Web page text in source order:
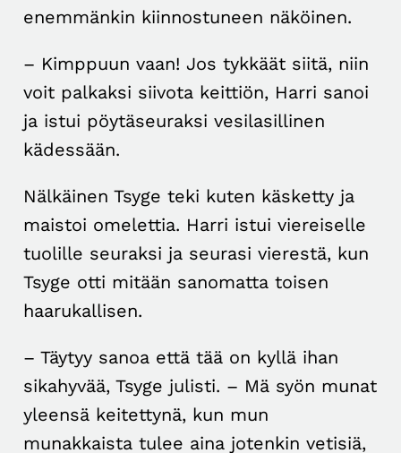
enemmänkin kiinnostuneen näköinen.
– Kimppuun vaan! Jos tykkäät siitä, niin
voit palkaksi siivota keittiön, Harri sanoi
ja istui pöytäseuraksi vesilasillinen
kädessään.
Nälkäinen Tsyge teki kuten käsketty ja
maistoi omelettia. Harri istui viereiselle
tuolille seuraksi ja seurasi vierestä, kun
Tsyge otti mitään sanomatta toisen
haarukallisen.
– Täytyy sanoa että tää on kyllä ihan
sikahyvää, Tsyge julisti. – Mä syön munat
yleensä keitettynä, kun mun
munakkaista tulee aina jotenkin vetisiä,